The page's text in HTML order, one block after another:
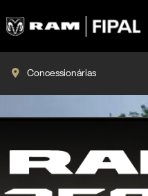
Concessionárias